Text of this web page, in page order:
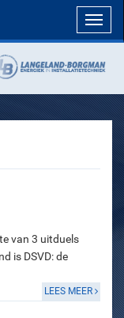
van 3 uitduels
is DSVD: de
LEES MEER